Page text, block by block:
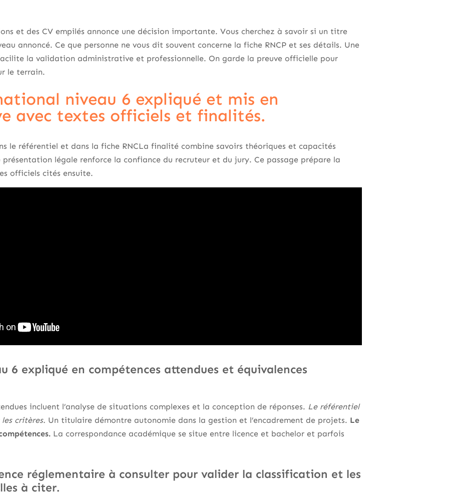
et des CV empilés annonce une décision importante. Vous cherchez à savoir si un titre
annoncé. Ce que personne ne vous dit souvent concerne la fiche RNCP et ses détails. Une
la validation administrative et professionnelle. On garde la preuve officielle pour
le terrain.
niveau 6 expliqué et mis en
avec textes officiels et finalités.
le référentiel et dans la fiche RNCLa finalité combine savoirs théoriques et capacités
présentation légale renforce la confiance du recruteur et du jury. Ce passage prépare la
officiels cités ensuite.
6 expliqué en compétences attendues et équivalences
incluent l’analyse de situations complexes et la conception de réponses. Le référentiel
critères. Un titulaire démontre autonomie dans la gestion et l’encadrement de projets. Le
La correspondance académique se situe entre licence et bachelor et parfois
réglementaire à consulter pour valider la classification et les
à citer.